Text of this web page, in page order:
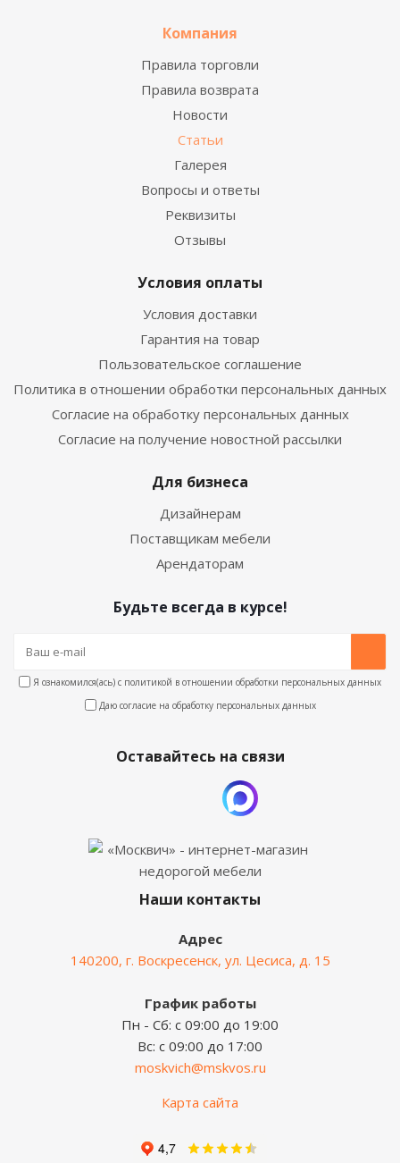
Компания
Правила торговли
Правила возврата
Новости
Статьи
Галерея
Вопросы и ответы
Реквизиты
Отзывы
Условия оплаты
Условия доставки
Гарантия на товар
Пользовательское соглашение
Политика в отношении обработки персональных данных
Согласие на обработку персональных данных
Согласие на получение новостной рассылки
Для бизнеса
Дизайнерам
Поставщикам мебели
Арендаторам
Будьте всегда в курсе!
Я ознакомился(ась) с политикой в отношении обработки персональных данных
Даю согласие на обработку персональных данных
Оставайтесь на связи
Наши контакты
Адрес
140200, г. Воскресенск, ул. Цесиса, д. 15
График работы
Пн - Сб: с 09:00 до 19:00
Вс: с 09:00 до 17:00
moskvich@mskvos.ru
Карта сайта